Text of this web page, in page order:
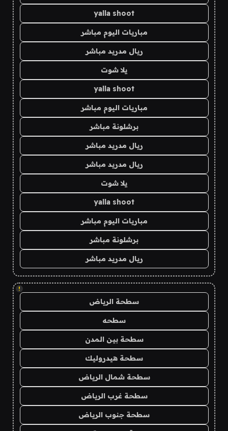
yalla shoot
مباريات اليوم مباشر
ريال مدريد مباشر
يلا شوت
yalla shoot
مباريات اليوم مباشر
برشلونة مباشر
ريال مدريد مباشر
ريال مدريد مباشر
يلا شوت
yalla shoot
مباريات اليوم مباشر
برشلونة مباشر
ريال مدريد مباشر
!
سطحة الرياض
سطحه
سطحة بين المدن
سطحة هيدروليك
سطحة شمال الرياض
سطحة غرب الرياض
سطحة جنوب الرياض